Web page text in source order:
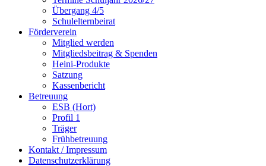
Übergang 4/5
Schulelternbeirat
Förderverein
Mitglied werden
Mitgliedsbeitrag & Spenden
Heini-Produkte
Satzung
Kassenbericht
Betreuung
ESB (Hort)
Profil 1
Träger
Frühbetreuung
Kontakt / Impressum
Datenschutzerklärung